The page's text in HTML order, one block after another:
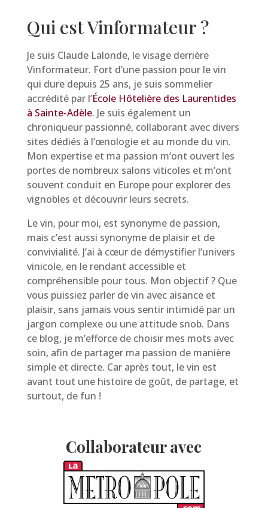
Qui est Vinformateur ?
Je suis Claude Lalonde, le visage derrière
Vinformateur. Fort d’une passion pour le vin
qui dure depuis 25 ans, je suis sommelier
accrédité par l’École Hôtelière des Laurentides
à Sainte-Adèle. Je suis également un
chroniqueur passionné, collaborant avec divers
sites dédiés à l’œnologie et au monde du vin.
Mon expertise et ma passion m’ont ouvert les
portes de nombreux salons viticoles et m’ont
souvent conduit en Europe pour explorer des
vignobles et découvrir leurs secrets.
Le vin, pour moi, est synonyme de passion,
mais c’est aussi synonyme de plaisir et de
convivialité. J’ai à cœur de démystifier l’univers
vinicole, en le rendant accessible et
compréhensible pour tous. Mon objectif ? Que
vous puissiez parler de vin avec aisance et
plaisir, sans jamais vous sentir intimidé par un
jargon complexe ou une attitude snob. Dans
ce blog, je m’efforce de choisir mes mots avec
soin, afin de partager ma passion de manière
simple et directe. Car après tout, le vin est
avant tout une histoire de goût, de partage, et
surtout, de fun !
Collaborateur avec